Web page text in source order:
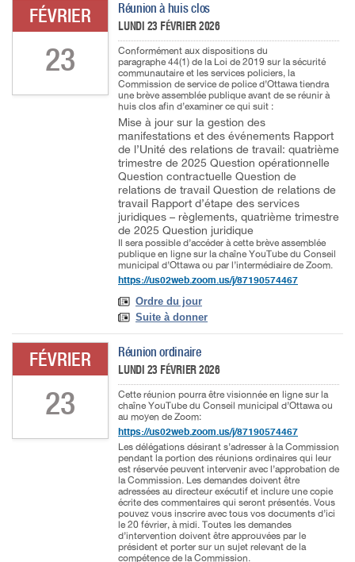
FÉVRIER
23
Réunion à huis clos
LUNDI 23 FÉVRIER 2026
Conformément aux dispositions du
paragraphe 44(1) de la Loi de 2019 sur la sécurité
communautaire et les services policiers, la
Commission de service de police d’Ottawa tiendra
une brève assemblée publique avant de se réunir à
huis clos afin d’examiner ce qui suit :
Mise à jour sur la gestion des
manifestations et des événements Rapport
de l’Unité des relations de travail: quatrième
trimestre de 2025 Question opérationnelle
Question contractuelle Question de
relations de travail Question de relations de
travail Rapport d’étape des services
juridiques – règlements, quatrième trimestre
de 2025 Question juridique
Il sera possible d’accéder à cette brève assemblée
publique en ligne sur la chaîne YouTube du Conseil
municipal d’Ottawa ou par l’intermédiaire de Zoom.
https://us02web.zoom.us/j/87190574467
Ordre du jour
Suite à donner
FÉVRIER
23
Réunion ordinaire
LUNDI 23 FÉVRIER 2026
Cette réunion pourra être visionnée en ligne sur la
chaîne YouTube du Conseil municipal d’Ottawa ou
au moyen de Zoom:
https://us02web.zoom.us/j/87190574467
Les délégations désirant s’adresser à la Commission
pendant la portion des réunions ordinaires qui leur
est réservée peuvent intervenir avec l’approbation de
la Commission. Les demandes doivent être
adressées au directeur exécutif et inclure une copie
écrite des commentaires qui seront présentés. Vous
pouvez vous inscrire avec tous vos documents d’ici
le 20 février, à midi. Toutes les demandes
d’intervention doivent être approuvées par le
président et porter sur un sujet relevant de la
compétence de la Commission.